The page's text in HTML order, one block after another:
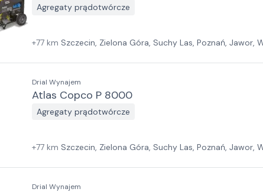
Agregaty prądotwórcze
+77 km Szczecin, Zielona Góra, Suchy Las, Poznań, Jawor,
Drial Wynajem
Atlas Copco P 8000
Agregaty prądotwórcze
+77 km Szczecin, Zielona Góra, Suchy Las, Poznań, Jawor,
Drial Wynajem